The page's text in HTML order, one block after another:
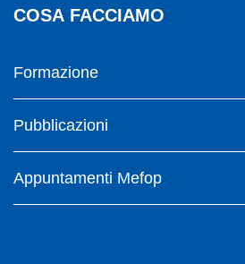
COSA FACCIAMO
Formazione
Pubblicazioni
Appuntamenti Mefop